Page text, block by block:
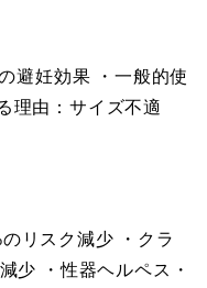
避妊効果 ・一般的使
理由：サイズ不適
リスク減少 ・クラ
少 ・性器ヘルペス・